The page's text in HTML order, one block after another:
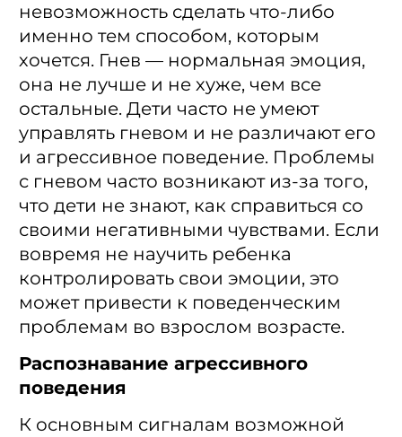
невозможность сделать что-либо
именно тем способом, которым
хочется. Гнев — нормальная эмоция,
она не лучше и не хуже, чем все
остальные. Дети часто не умеют
управлять гневом и не различают его
и агрессивное поведение. Проблемы
с гневом часто возникают из-за того,
что дети не знают, как справиться со
своими негативными чувствами. Если
вовремя не научить ребенка
контролировать свои эмоции, это
может привести к поведенческим
проблемам во взрослом возрасте.
Распознавание агрессивного
поведения
К основным сигналам возможной